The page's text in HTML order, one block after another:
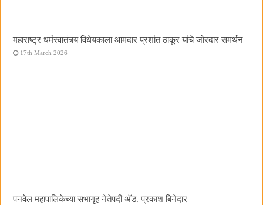
महाराष्ट्र धर्मस्वातंत्र्य विधेयकाला आमदार प्रशांत ठाकूर यांचे जोरदार समर्थन
17th March 2026
पनवेल महापालिकेच्या सभागृह नेतेपदी अ‍ॅड. प्रकाश बिनेदार